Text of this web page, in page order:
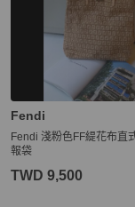
Fendi
Fendi 淺粉色FF緹花布直
報袋
TWD 9,500